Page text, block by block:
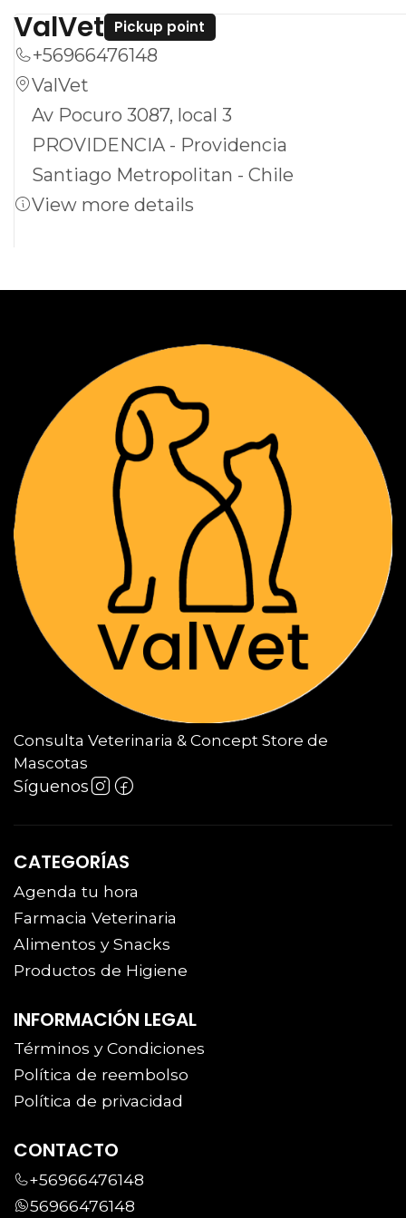
tratamiento. ¡Dale a tu mascota el cuidado
que merece!
ValVet Pickup point
+56966476148
ValVet
Av Pocuro 3087, local 3
PROVIDENCIA - Providencia
Santiago Metropolitan - Chile
View more details
Consulta Veterinaria & Concept Store de
Mascotas
Síguenos
CATEGORÍAS
Agenda tu hora
Farmacia Veterinaria
Alimentos y Snacks
Productos de Higiene
INFORMACIÓN LEGAL
Términos y Condiciones
Política de reembolso
Política de privacidad
CONTACTO
+56966476148
56966476148